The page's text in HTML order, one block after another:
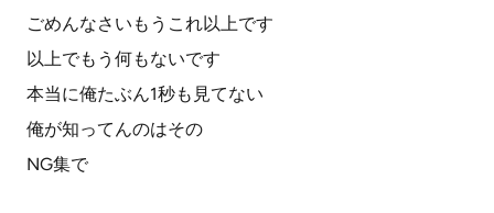
ごめんなさいもうこれ以上です
以上でもう何もないです
本当に俺たぶん1秒も見てない
俺が知ってんのはその
NG集で